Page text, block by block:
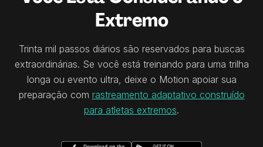
Extremo
Trinta mil passos diários são reservados para buscas
extraordinárias. Se você está treinando para uma trilha
longa ou evento ultra, deixe o Motion apoiar sua
preparação com rastreamento adaptativo construído
para atletas extremos.